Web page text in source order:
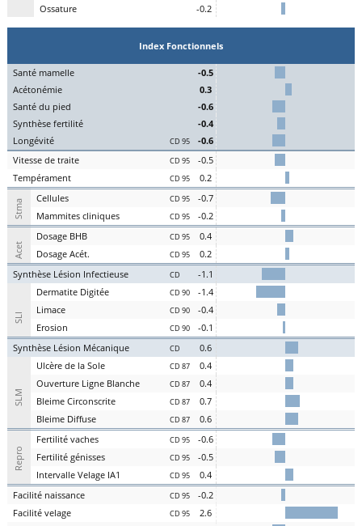
Ossature -0.2
Index Fonctionnels
Santé mamelle
-0.5
Acétonémie
0.3
Santé du pied
-0.6
Synthèse fertilité
-0.4
Longévité CD 95
-0.6
Vitesse de traite CD 95
-0.5
Tempérament CD 95 0.2
Stma Cellules CD 95
-0.7
Mammites cliniques CD 95 -0.2
Acet
Dosage BHB CD 95
0.4
Dosage Acét. CD 95
0.2
Synthèse Lésion Infectieuse CD -1.1
SLI
Dermatite Digitée CD 90
-1.4
Limace CD 90
-0.4
Erosion CD 90
-0.1
Synthèse Lésion Mécanique CD 0.6
SLM
Ulcère de la Sole CD 87
0.4
Ouverture Ligne Blanche CD 87
0.4
Bleime Circonscrite CD 87
0.7
Bleime Diffuse CD 87 0.6
Repro
Fertilité vaches CD 95
-0.6
Fertilité génisses CD 95
-0.5
Intervalle Velage IA1 CD 95
0.4
Facilité naissance CD 95
-0.2
Facilité velage CD 95
2.6